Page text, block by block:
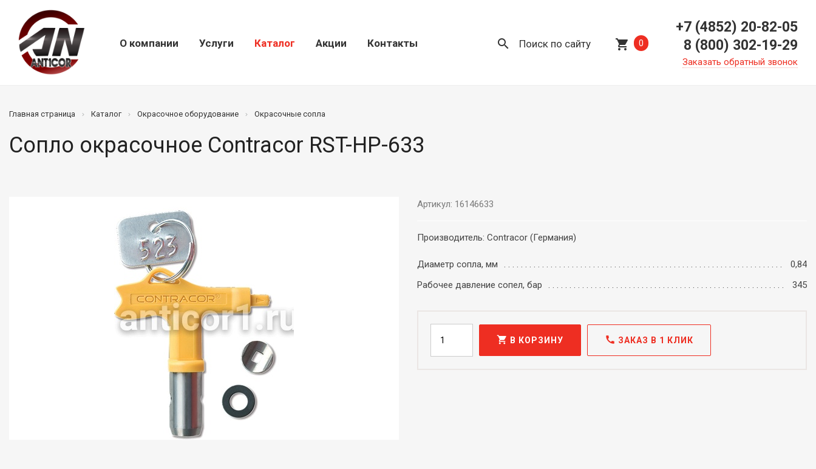
О компании Услуги Каталог Акции Контакты search Поиск по сайту shopping_cart 0
+7 (4852) 20-82-05
8 (800) 302-19-29
Заказать обратный звонок
Главная страница Каталог Окрасочное оборудование Окрасочные сопла
Сопло окрасочное Contracor RST-HP-633
Артикул: 16146633
Производитель: Contracor (Германия)
Диаметр сопла, мм
0,84
Рабочее давление сопел, бар
345
shopping_cart В КОРЗИНУ call ЗАКАЗ В 1 КЛИК